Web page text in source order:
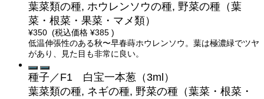
葉菜類の種, ホウレンソウの種, 野菜の種（葉
菜・根菜・果菜・マメ類）
¥350 (税込価格 ¥385 )
低温伸張性のある秋〜早春蒔ホウレンソウ。葉は極濃緑でツヤ
があり、見た目も非常に良い。
種子／F1 白宝一本葱（3ml）
葉菜類の種, ネギの種, 野菜の種（葉菜・根菜・